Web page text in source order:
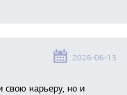
2026-06-13
свою карьеру, но и